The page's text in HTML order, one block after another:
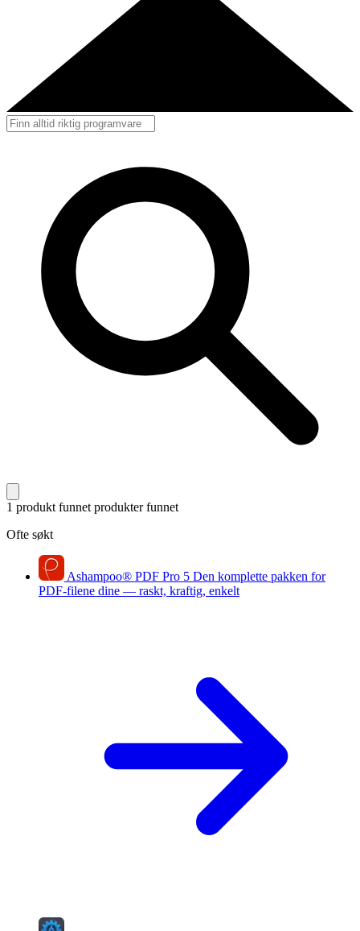
1 produkt funnet produkter funnet
Ofte søkt
Ashampoo® PDF Pro 5 Den komplette pakken for
PDF-filene dine — raskt, kraftig, enkelt